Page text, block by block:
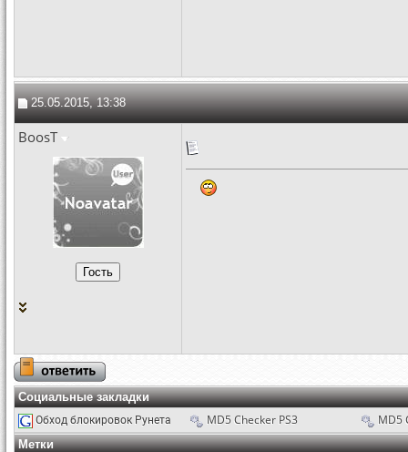
25.05.2015, 13:38
BoosT
Социальные закладки
Обход блокировок Рунета MD5 Checker PS3 MD5
Метки